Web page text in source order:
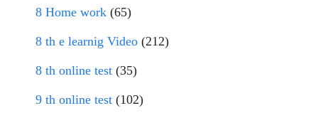
8 Home work (65)
8 th e learnig Video (212)
8 th online test (35)
9 th online test (102)